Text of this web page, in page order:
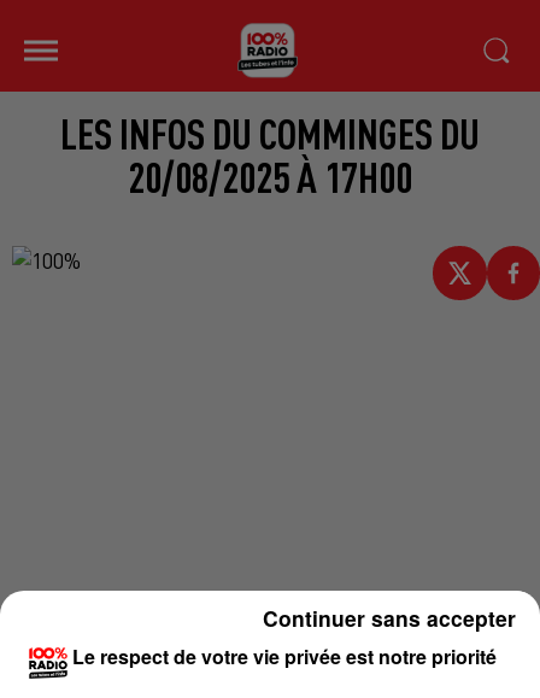
LES INFOS DU COMMINGES DU
20/08/2025 À 17H00
Le respect de votre vie privée est notre priorité
Continuer sans accepter